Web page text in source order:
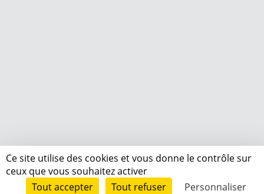
Ce site utilise des cookies et vous donne le contrôle sur
ceux que vous souhaitez activer
Tout accepter
Tout refuser Personnaliser